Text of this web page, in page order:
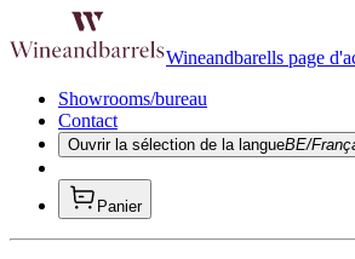
Wineandbarells page
Showrooms/bureau
Contact
Ouvrir la sélection de la langueBE/
Panier